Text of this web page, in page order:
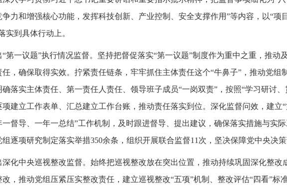
争力和增强核心功能，发挥科技创新、产业控制、安全支撑作用”等内容，以“项
实到具体行动上。
“第一议题”执行情况监督。坚持把督促落实“第一议题”制度作为重中之重，推动
任，确保取得实效。拧紧责任链条，牢牢抓住主体责任这个“牛鼻子”，推动党组
确落实主体责任、第一责任人责任、领导班子成员“一岗双责”，按照“学习研讨
项建立工作表单、汇总建立工作台账，推动责任落实到位。深化监督问效，建立
一督导、一年一总结”工作机制，及时跟进督导、提出建议，确保落实措施与实
组逐项研究制定落实举措350余条，组织开展联合监督11次，坚决保障党中央决
深化中央巡视整改监督。始终把巡视整改放在突出位置，推动持续巩固深化整改
改，推动党组压紧压实整改责任，建立巡视整改“五项”机制、整改评估“四看”标